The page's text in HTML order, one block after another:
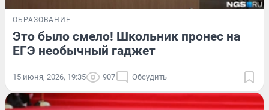
ОБРАЗОВАНИЕ
Это было смело! Школьник пронес на
ЕГЭ необычный гаджет
15 июня, 2026, 19:35 907 Обсудить